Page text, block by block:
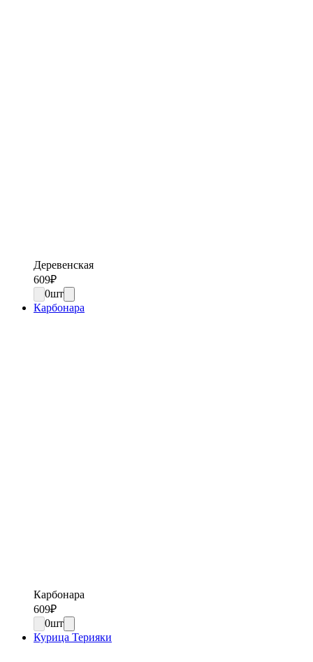
Деревенская
609₽
0шт
Карбонара
Карбонара
609₽
0шт
Курица Терияки